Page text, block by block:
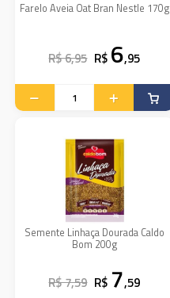
Farelo Aveia Oat Bran Nestle 170g
R$ 6,95 R$ 6,95
Semente Linhaça Dourada Caldo
Bom 200g
R$ 7,59 R$ 7,59